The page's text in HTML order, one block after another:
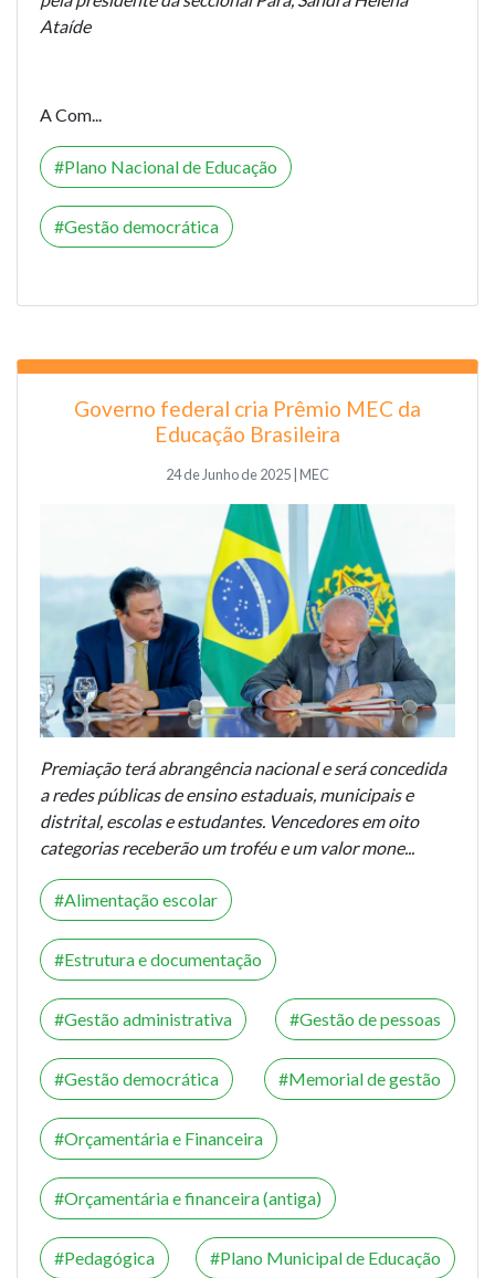
Ataíde
A Com...
Plano Nacional de Educação
Gestão democrática
Governo federal cria Prêmio MEC da
Educação Brasileira
24 de Junho de 2025 | MEC
Premiação terá abrangência nacional e será concedida
a redes públicas de ensino estaduais, municipais e
distrital, escolas e estudantes. Vencedores em oito
categorias receberão um troféu e um valor mone...
Alimentação escolar
Estrutura e documentação
Gestão administrativa Gestão de pessoas
Gestão democrática Memorial de gestão
Orçamentária e Financeira
Orçamentária e financeira (antiga)
Pedagógica Plano Municipal de Educação